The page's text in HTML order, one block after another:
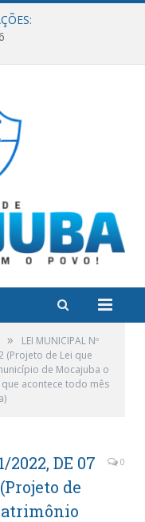
»
LEI MUNICIPAL Nº
(Projeto de Lei que
de Mocajuba o
que acontece todo mês
2022, DE 07
de
0